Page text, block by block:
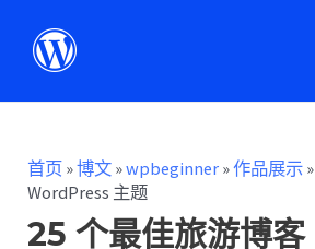
首页 »博文 »wpbeginner »作品展示 »
WordPress 主题
25 个最佳旅游博客